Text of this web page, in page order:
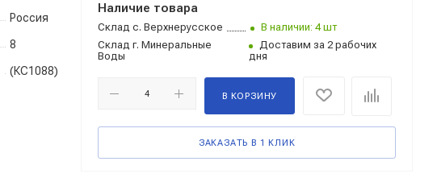
Россия
8
(КС1088)
Наличие товара
Склад с. Верхнерусское
В наличии: 4 шт
Склад г. Минеральные
Воды
Доставим за 2 рабочих
дня
В КОРЗИНУ
ЗАКАЗАТЬ В 1 КЛИК